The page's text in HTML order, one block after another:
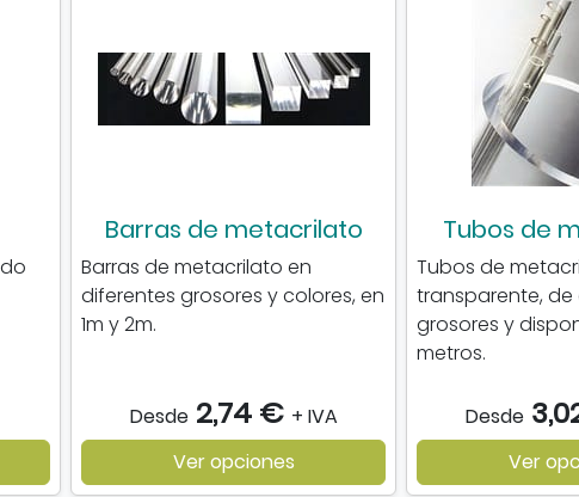
Barras de metacrilato
Barras de metacrilato en
diferentes grosores y colores, en
1m y 2m.
Desde 2,74 € + IVA
Ver opciones
Tubos de
Tubos de
transparente, de
grosores y
metros.
Desde
Ver